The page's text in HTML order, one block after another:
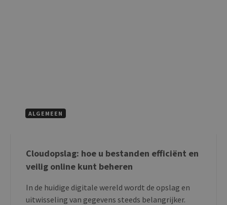
ALGEMEEN
Cloudopslag: hoe u bestanden efficiënt en
veilig online kunt beheren
In de huidige digitale wereld wordt de opslag en
uitwisseling van gegevens steeds belangrijker.